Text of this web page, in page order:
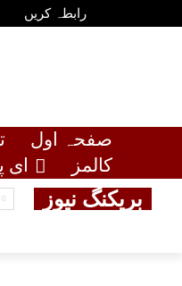
رابطہ کریں
صفحہ اول
کالمز
ای
بریکنگ نیوز